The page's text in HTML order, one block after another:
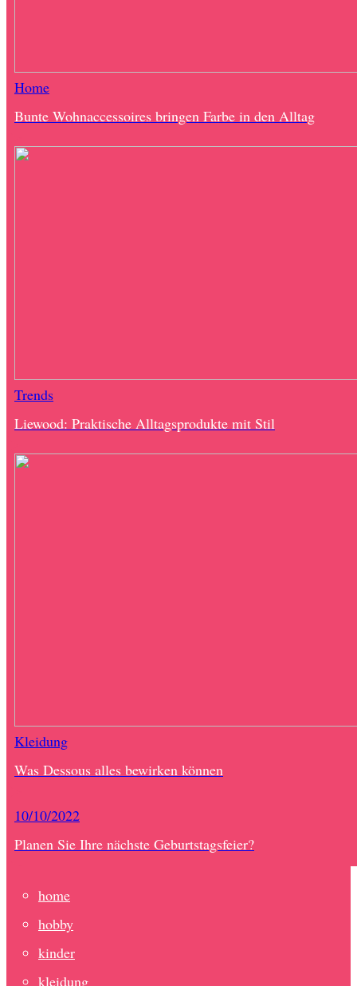
Home
Bunte Wohnaccessoires bringen Farbe in den Alltag
Trends
Liewood: Praktische Alltagsprodukte mit Stil
Kleidung
Was Dessous alles bewirken können
10/10/2022
Planen Sie Ihre nächste Geburtstagsfeier?
home
hobby
kinder
kleidung